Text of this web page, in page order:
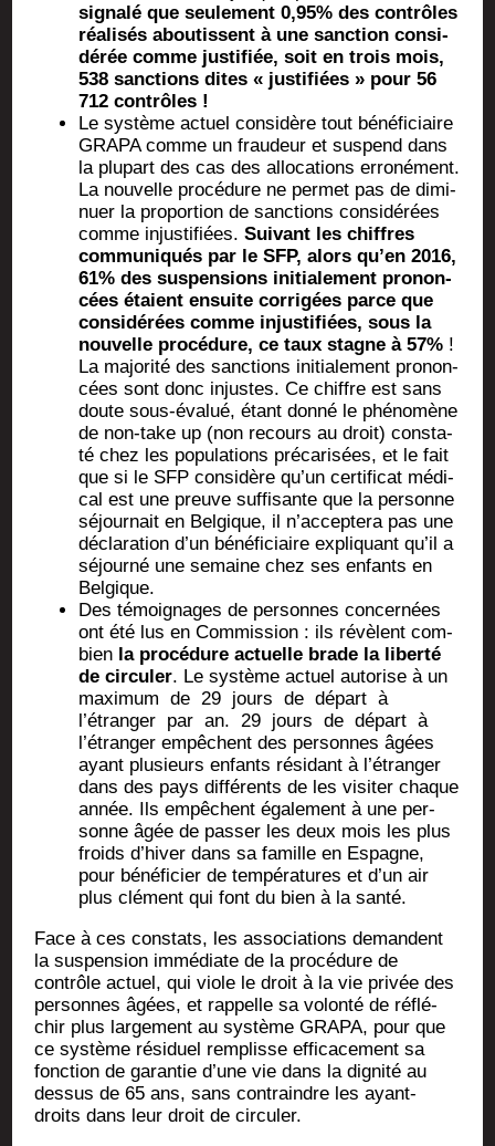
signa­lé que seule­ment 0,95% des contrôles
réa­li­sés abou­tissent à une sanc­tion consi­
dé­rée comme jus­ti­fiée, soit en trois mois,
538 sanc­tions dites « jus­ti­fiées » pour 56
712 contrôles !
Le sys­tème actuel consi­dère tout béné­fi­ciaire
GRAPA comme un frau­deur et sus­pend dans
la plu­part des cas des allo­ca­tions erro­né­ment.
La nou­velle pro­cé­dure ne per­met pas de dimi­
nuer la pro­por­tion de sanc­tions consi­dé­rées
comme injus­ti­fiées.Sui­vant les chiffres
com­mu­ni­qués par le SFP, alors qu’en 2016,
61% des sus­pen­sions ini­tia­le­ment pro­non­
cées étaient ensuite cor­ri­gées parce que
consi­dé­rées comme injus­ti­fiées, sous la
nou­velle pro­cé­dure, ce taux stagne à 57% !
La majo­ri­té des sanc­tions ini­tia­le­ment pro­non­
cées sont donc injustes. Ce chiffre est sans
doute sous-éva­lué, étant don­né le phé­no­mène
de non-take up (non recours au droit) consta­
té chez les popu­la­tions pré­ca­ri­sées, et le fait
que si le SFP consi­dère qu’un cer­ti­fi­cat médi­
cal est une preuve suf­fi­sante que la per­sonne
séjour­nait en Bel­gique, il n’acceptera pas une
décla­ra­tion d’un béné­fi­ciaire expli­quant qu’il a
séjour­né une semaine chez ses enfants en
Belgique.
Des témoi­gnages de per­sonnes concer­nées
ont été lus en Com­mis­sion : ils révèlent com­
bien la pro­cé­dure actuelle brade la liber­té
de cir­cu­ler. Le sys­tème actuel auto­rise à un
maxi­mum de 29 jours de départ à
l’étranger par an. 29 jours de départ à
l’étranger empêchent des per­sonnes âgées
ayant plu­sieurs enfants rési­dant à l’étranger
dans des pays dif­fé­rents de les visi­ter chaque
année. Ils empêchent éga­le­ment à une per­
sonne âgée de pas­ser les deux mois les plus
froids d’hiver dans sa famille en Espagne,
pour béné­fi­cier de tem­pé­ra­tures et d’un air
plus clé­ment qui font du bien à la santé.
Face à ces constats, les asso­cia­tions demandent
la sus­pen­sion immé­diate de la pro­cé­dure de
contrôle actuel, qui viole le droit à la vie pri­vée des
per­sonnes âgées, et rap­pelle sa volon­té de réflé­
chir plus lar­ge­ment au sys­tème GRAPA, pour que
ce sys­tème rési­duel rem­plisse effi­ca­ce­ment sa
fonc­tion de garan­tie d’une vie dans la digni­té au
des­sus de 65 ans, sans contraindre les ayant-
droits dans leur droit de circuler.